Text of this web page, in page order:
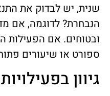
שנית, יש לבדוק את
הנבחרת? לדוגמה, אם
ובטוחים. אם הפעילות
ספורט או שיעורים
גיוון בפעילויות